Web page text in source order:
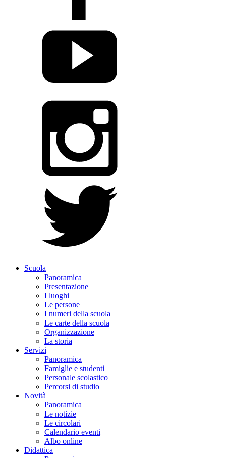
Scuola
Panoramica
Presentazione
I luoghi
Le persone
I numeri della scuola
Le carte della scuola
Organizzazione
La storia
Servizi
Panoramica
Famiglie e studenti
Personale scolastico
Percorsi di studio
Novità
Panoramica
Le notizie
Le circolari
Calendario eventi
Albo online
Didattica